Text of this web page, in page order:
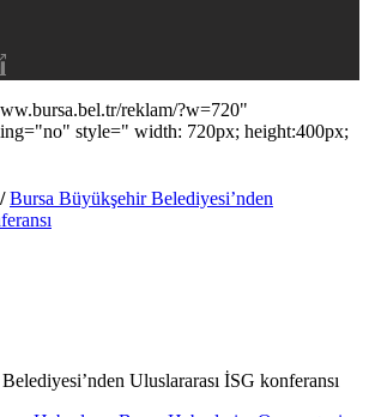
reklam/?w=720"
/ Bursa Büyükşehir Belediyesi’nden